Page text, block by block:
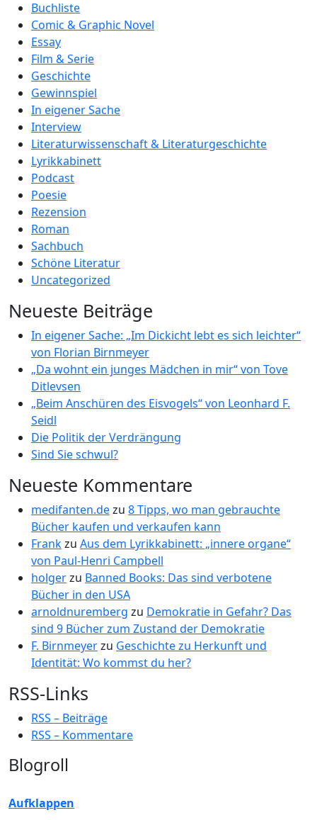
Buchliste
Comic & Graphic Novel
Essay
Film & Serie
Geschichte
Gewinnspiel
In eigener Sache
Interview
Literaturwissenschaft & Literaturgeschichte
Lyrikkabinett
Podcast
Poesie
Rezension
Roman
Sachbuch
Schöne Literatur
Uncategorized
Neueste Beiträge
In eigener Sache: „Im Dickicht lebt es sich leichter“
von Florian Birnmeyer
„Da wohnt ein junges Mädchen in mir“ von Tove
Ditlevsen
„Beim Anschüren des Eisvogels“ von Leonhard F.
Seidl
Die Politik der Verdrängung
Sind Sie schwul?
Neueste Kommentare
medifanten.dezu 8 Tipps, wo man gebrauchte
Bücher kaufen und verkaufen kann
Frankzu Aus dem Lyrikkabinett: „innere organe“
von Paul-Henri Campbell
holgerzu Banned Books: Das sind verbotene
Bücher in den USA
arnoldnuremberg zu Demokratie in Gefahr? Das
sind 9 Bücher zum Zustand der Demokratie
F. Birnmeyerzu Geschichte zu Herkunft und
Identität: Wo kommst du her?
RSS-Links
RSS – Beiträge
RSS – Kommentare
Blogroll
Aufklappen